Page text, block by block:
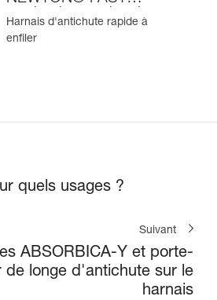
version internationale
Harnais d'antichute rapide à
enfiler
quels usages ?
Suivant
ABSORBICA-Y et porte-
de longe d'antichute sur le
harnais